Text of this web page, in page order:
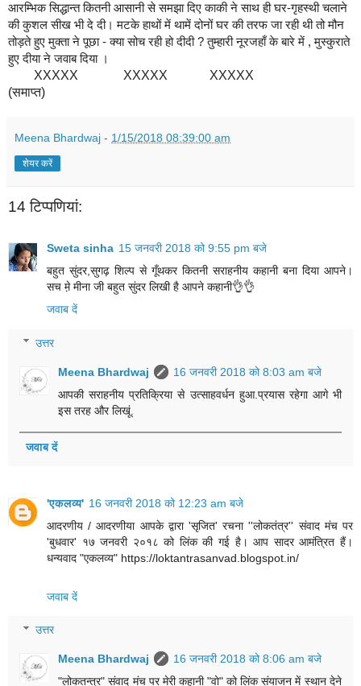
आरम्भिक सिद्धान्त कितनी आसानी से समझा दिए काकी ने साथ ही घर-गृहस्थी चलाने
की कुशल सीख भी दे दी। मटके हाथों में थामें दोनों घर की तरफ जा रही थी तो मौन
तोड़ते हुए मुक्ता ने पूछा - क्या सोच रही हो दीदी ? तुम्हारी नूरजहाँ के बारे में , मुस्कुराते
हुए दीया ने जवाब दिया ।
XXXXX XXXXX XXXXX
(समाप्त)
Meena Bhardwaj - 1/15/2018 08:39:00 am
शेयर करें
14 टिप्‍पणियां:
Sweta sinha 15 जनवरी 2018 को 9:55 pm बजे
बहुत सुंदर,सुगढ़ शिल्प से गूँथकर कितनी सराहनीय कहानी बना दिया आपने।
सच म़े मीना जी बहुत सुंदर लिखी है आपने कहानी👌👌
जवाब दें
उत्तर
Meena Bhardwaj
16 जनवरी 2018 को 8:03 am बजे
आपकी सराहनीय प्रतिक्रिया‎ से उत्साह‎वर्धन हुआ‎.प्रयास रहेगा आगे भी
इस तरह और लिखूं.
जवाब दें
'एकलव्य' 16 जनवरी 2018 को 12:23 am बजे
आदरणीय / आदरणीया आपके द्वारा 'सृजित' रचना ''लोकतंत्र'' संवाद मंच पर
'बुधवार' १७ जनवरी २०१८ को लिंक की गई है। आप सादर आमंत्रित हैं।
धन्यवाद "एकलव्य" https://loktantrasanvad.blogspot.in/
जवाब दें
उत्तर
Meena Bhardwaj
16 जनवरी 2018 को 8:06 am बजे
"लोकतन्त्र" संवाद मंच पर मेरी कहानी "वो" को लिंक संयाजन में स्थान देने